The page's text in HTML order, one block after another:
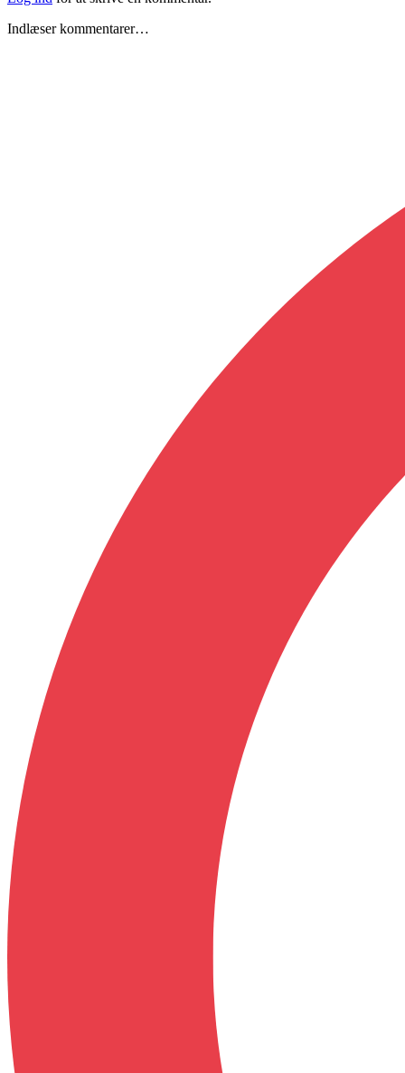
Indlæser kommentarer…